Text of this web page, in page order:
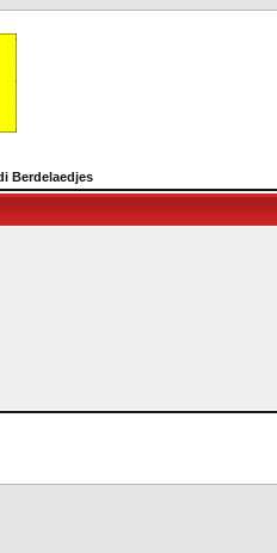
Berdelaedjes